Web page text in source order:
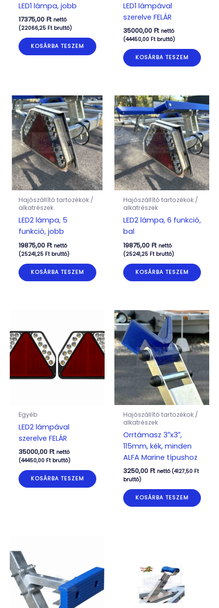
LED1 lámpa, jobb
17375,00 Ft nettó
(22066,25 Ftbruttó)
KOSÁRBA TESZEM
LED1 lámpával
szerelve FELÁR
35000,00 Ft nettó
(44450,00 Ftbruttó)
KOSÁRBA TESZEM
Hajószállító tartozékok /
alkatrészek
LED2 lámpa, 5
funkció, jobb
19875,00 Ft nettó
(25241,25 Ftbruttó)
KOSÁRBA TESZEM
Hajószállító tartozékok /
alkatrészek
LED2 lámpa, 6 funkció,
bal
19875,00 Ft nettó
(25241,25 Ftbruttó)
KOSÁRBA TESZEM
Egyéb
LED2 lámpával
szerelve FELÁR
35000,00 Ft nettó
(44450,00 Ftbruttó)
KOSÁRBA TESZEM
Hajószállító tartozékok /
alkatrészek
Orrtámasz 3″x3″,
115mm, kék, minden
ALFA Marine típushoz
3250,00 Ft nettó (4127,50 Ft
bruttó)
KOSÁRBA TESZEM